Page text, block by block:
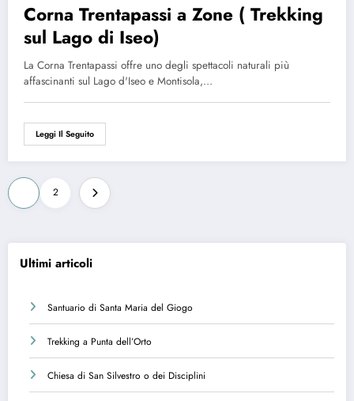
Corna Trentapassi a Zone ( Trekking
sul Lago di Iseo)
La Corna Trentapassi offre uno degli spettacoli naturali più
affascinanti sul Lago d'Iseo e Montisola,…
Leggi Il Seguito
Paginazione
degli
articoli
2
Ultimi articoli
Santuario di Santa Maria del Giogo
Trekking a Punta dell’Orto
Chiesa di San Silvestro o dei Disciplini